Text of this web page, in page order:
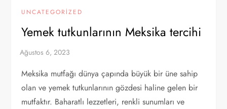
UNCATEGORIZED
Yemek tutkunlarının Meksika tercihi
Meksika mutfağı dünya çapında büyük bir üne sahip
olan ve yemek tutkunlarının gözdesi haline gelen bir
mutfaktır. Baharatlı lezzetleri, renkli sunumları ve